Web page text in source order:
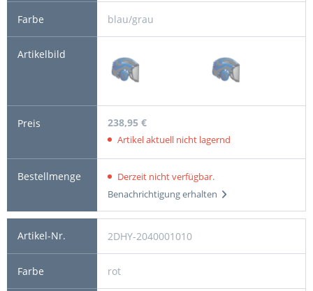
blau/grau
238,95 €
Artikel aktuell nicht lagernd
Derzeit nicht verfügbar.
Benachrichtigung erhalten
2DHY-2040001010
rot